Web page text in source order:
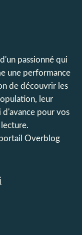
passionné qui
une performance
de découvrir les
leur
d'avance pour vos
Overblog